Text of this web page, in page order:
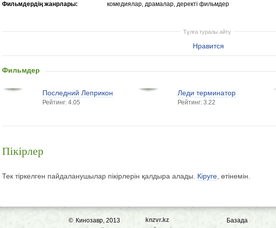
Фильмдердің жанрлары: комедиялар, драмалар, деректі фильмдер
Тұлға туралы айту
Нравится
Фильмдер
Последний Леприкон
Рейтинг: 4.05
Леди терминатор
Рейтинг: 3.22
Пікірлер
Тек тіркелген пайдаланушылар пікірлерін қалдыра алады. Кіруге , өтінемін.
© Кинозавр, 2013
knzvr.kz
Базада